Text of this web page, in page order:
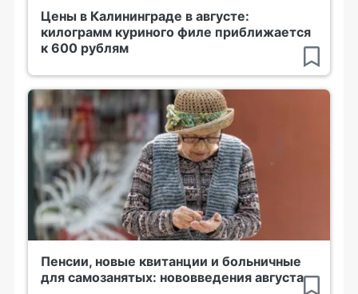
Цены в Калининграде в августе:
килограмм куриного филе приближается
к 600 рублям
Пенсии, новые квитанции и больничные
для самозанятых: нововведения августа